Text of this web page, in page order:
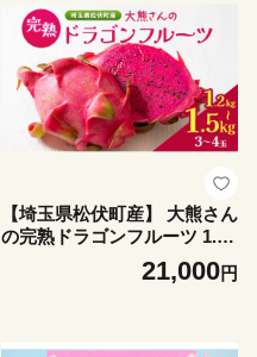
【埼玉県松伏町産】 大熊さん
の完熟ドラゴンフルーツ 1.2k
g～1.5kg (3玉～4玉) 果物 く
だもの フルーツ 完熟 ドラゴ
21,000円